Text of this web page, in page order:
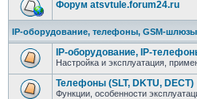
Форум atsvtule.forum24.ru
IP-оборудование, телефоны, GSM-
IP-оборудование, IP-
Настройка и эксплуатация,
Телефоны (SLT, DKTU, DECT)
Функции, особенности